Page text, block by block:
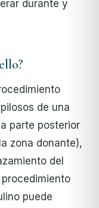
durante y
de una
parte posterior
zona donante),
del
puede